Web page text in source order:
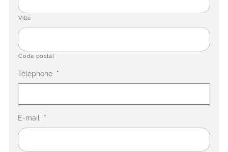
Ville
Code postal
Téléphone *
E-mail *